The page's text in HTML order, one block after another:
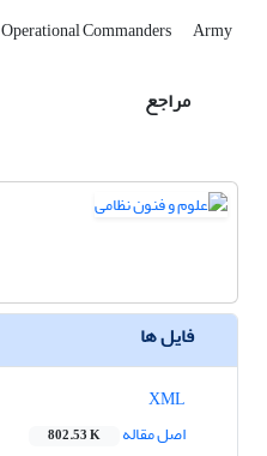
Operational Commanders Army
مراجع
فایل ها
اصل مقاله
802.53 K